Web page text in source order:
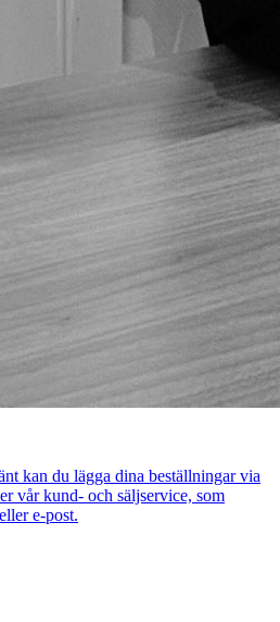
kan du lägga dina beställningar via
vår kund- och säljservice, som
e-post.